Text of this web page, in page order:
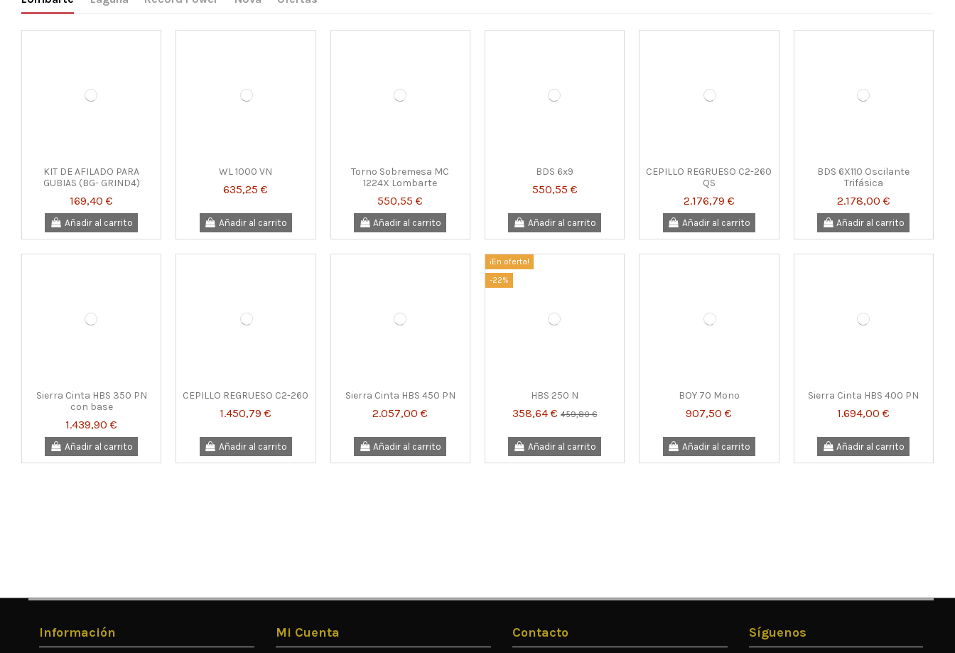
KIT DE AFILADO PARA
GUBIAS (BG- GRIND4)
169,40 €
Añadir al carrito
WL 1000 VN
635,25 €
Añadir al carrito
Torno Sobremesa MC
1224X Lombarte
550,55 €
Añadir al carrito
BDS 6x9
550,55 €
Añadir al carrito
CEPILLO REGRUESO C2-260
QS
2.176,79 €
Añadir al carrito
BDS 6X110 Oscilante
Trifásica
2.178,00 €
Añadir al carrito
Sierra Cinta HBS 350 PN
con base
1.439,90 €
Añadir al carrito
CEPILLO REGRUESO C2-260
1.450,79 €
Añadir al carrito
Sierra Cinta HBS 450 PN
2.057,00 €
Añadir al carrito
¡En oferta!
-22%
HBS 250 N
358,64 €459,80 €
Añadir al carrito
BOY 70 Mono
907,50 €
Añadir al carrito
Sierra Cinta HBS 400 PN
1.694,00 €
Añadir al carrito
Información Mi Cuenta Contacto Síguenos